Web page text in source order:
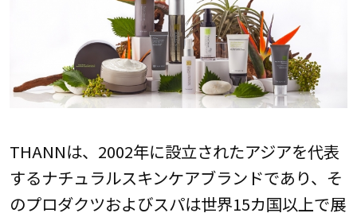
THANNは、2002年に設立されたアジアを代表
するナチュラルスキンケアブランドであり、そ
のプロダクツおよびスパは世界15カ国以上で展